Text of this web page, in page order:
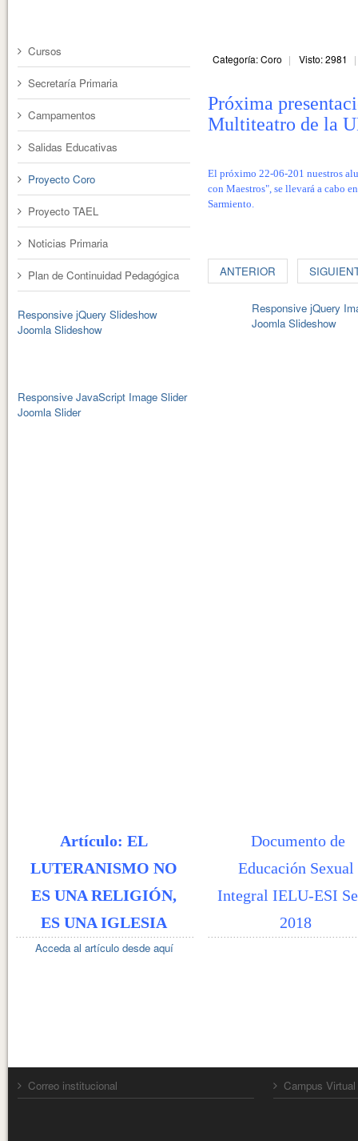
Cursos
Secretaría Primaria
Campamentos
Salidas Educativas
Proyecto Coro
Proyecto TAEL
Noticias Primaria
Plan de Continuidad Pedagógica
Responsive jQuery Slideshow
Joomla Slideshow
Responsive JavaScript Image Slider
Joomla Slider
Categoría: Coro Visto: 2981
Próxima
Multiteatro de la
El próximo 22-06-201 nuestros
con Maestros", se llevará a cabo
Sarmiento.
ANTERIOR
Responsive jQuery
Joomla Slideshow
Artículo: EL
LUTERANISMO NO
ES UNA RELIGIÓN,
ES UNA IGLESIA
Acceda al artículo desde aquí
Documento de
Educación Sexual
Integral IELU-ESI
2018
Correo institucional Campus